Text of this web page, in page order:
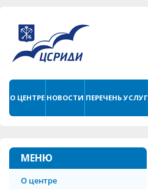
О ЦЕНТРЕ НОВОСТИ ПЕРЕЧЕНЬ УСЛУГ
МЕНЮ
О центре